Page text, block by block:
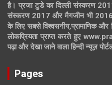
है। प्रजा टुडे का दिल्ली संस्करण
संस्करण 2017 और मैगजीन भी 2016
के लिए सबसे विश्वसनीय,प्रामाणिक और
लोकप्रियता प्राप्त करते हुए
पढ़ा और देखा जाने वाला हिन्दी न्यूज़
Pages